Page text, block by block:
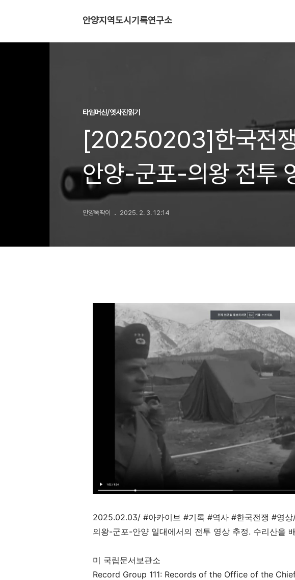
안양지역도시기록연구소
타임머신/옛사진읽기
[20250203]한국전
안양-군포-의왕 전투
안양똑딱이 2025. 2. 3. 12:14
2025.02.03/ #아카이브 #기록 #역사 #한국전쟁 #영
의왕-군포-안양 일대에서의 전투 영상 추정. 수리산을
미 국립문서보관소
Record Group 111: Records of the Office of the